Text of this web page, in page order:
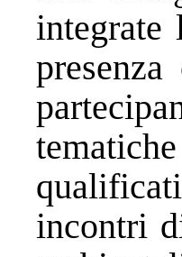
integrate
incontri